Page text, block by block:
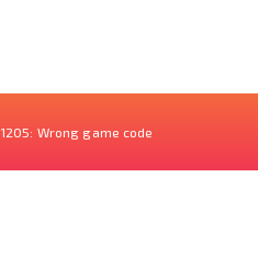
1205: Wrong game code